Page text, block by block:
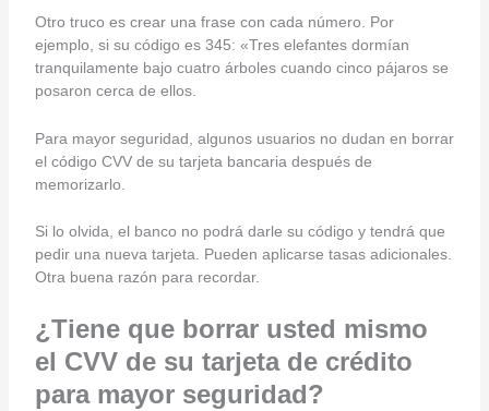
Otro truco es crear una frase con cada número. Por
ejemplo, si su código es 345: «Tres elefantes dormían
tranquilamente bajo cuatro árboles cuando cinco pájaros se
posaron cerca de ellos.
Para mayor seguridad, algunos usuarios no dudan en borrar
el código CVV de su tarjeta bancaria después de
memorizarlo.
Si lo olvida, el banco no podrá darle su código y tendrá que
pedir una nueva tarjeta. Pueden aplicarse tasas adicionales.
Otra buena razón para recordar.
¿Tiene que borrar usted mismo
el CVV de su tarjeta de crédito
para mayor seguridad?